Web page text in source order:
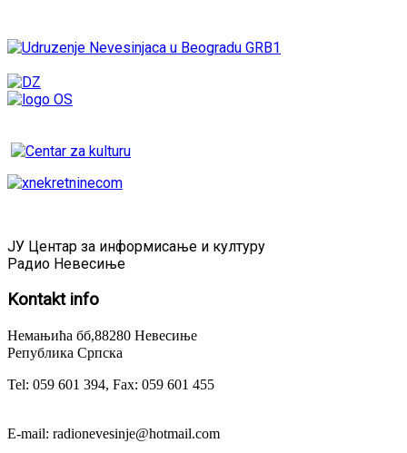
ЈУ Центар за информисање и културу
Радио Невесиње
Kontaktinfo
Немањића бб,88280 Невесиње
Република Српска
Tel: 059 601 394, Fax: 059 601 455
E-mail: radionevesinje@hotmail.com